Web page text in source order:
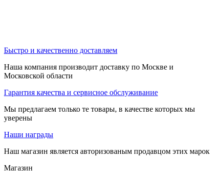
Быстро и качественно доставляем
Наша компания производит доставку по Москве и
Московской области
Гарантия качества и сервисное обслуживание
Мы предлагаем только те товары, в качестве которых мы
уверены
Наши награды
Наш магазин является авторизованым продавцом этих марок
Магазин